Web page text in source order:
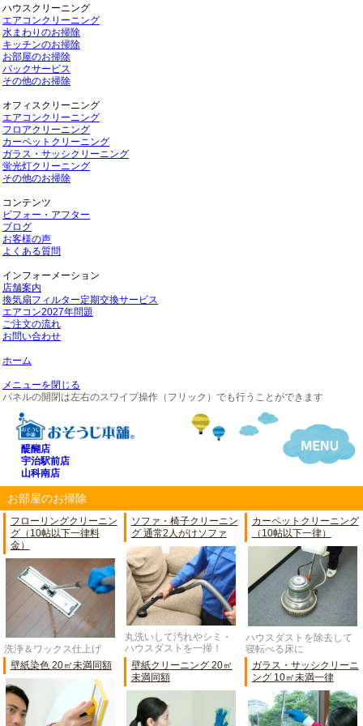
ハウスクリーニング
エアコンクリーニング
水まわりのお掃除
キッチンのお掃除
お部屋のお掃除
パックサービス
その他のお掃除
オフィスクリーニング
エアコンクリーニング
フロアクリーニング
カーペットクリーニング
ガラス・サッシクリーニング
蛍光灯クリーニング
その他のお掃除
コンテンツ
ビフォー・アフター
ブログ
お客様の声
よくある質問
インフォーメーション
店舗案内
換気扇フィルター定期交換サービス
エアコン2027年問題
ご注文の流れ
お問い合わせ
ホーム
メニューを閉じる
パネルの開閉は左右のスワイプ操作（フリック）でも行うことができます
醍醐店
宇治駅前店
山科南店
お部屋のお掃除
フローリングクリーニン
グ（10帖以下一律料
金）
洗浄＆ワックス仕上げ
ソファ・椅子クリーニン
グ 通常2人がけソファ
丸洗いして汚れやシミ・
ハウスダストを一掃！
カーペットクリーニング
（10帖以下一律）
ハウスダストを除去して
寝転べる床に
壁紙染色 20㎡未満同額
壁紙クリーニング 20㎡
未満同額
ガラス・サッシクリーニ
ング 10㎡未満一律